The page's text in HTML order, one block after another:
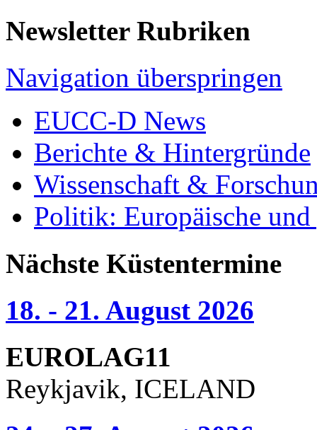
Newsletter Rubriken
Navigation überspringen
EUCC-D News
Berichte & Hintergründe
Wissenschaft &
Politik: Europäische
Nächste Küstentermine
18. - 21. August 2026
EUROLAG11
Reykjavik, ICELAND